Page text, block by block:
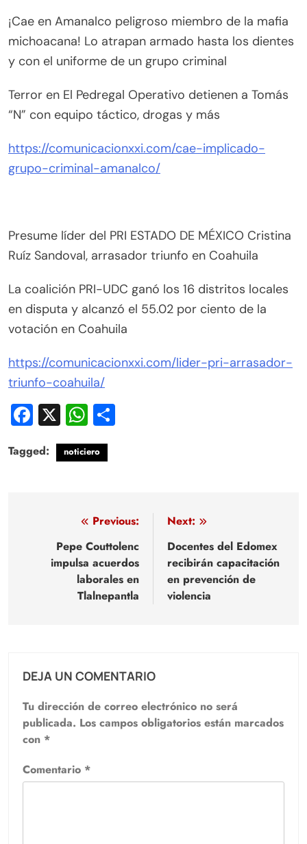
¡Cae en Amanalco peligroso miembro de la mafia
michoacana! Lo atrapan armado hasta los dientes
y con el uniforme de un grupo criminal
Terror en El Pedregal Operativo detienen a Tomás
“N” con equipo táctico, drogas y más
https://comunicacionxxi.com/cae-implicado-
grupo-criminal-amanalco/
Presume líder del PRI ESTADO DE MÉXICO Cristina
Ruíz Sandoval, arrasador triunfo en Coahuila
La coalición PRI-UDC ganó los 16 distritos locales
en disputa y alcanzó el 55.02 por ciento de la
votación en Coahuila
https://comunicacionxxi.com/lider-pri-arrasador-
triunfo-coahuila/
Facebook
X WhatsApp
Tagged: noticiero
Navegación
entradas
Previous:
Pepe Couttolenc
impulsa acuerdos
laborales en
Tlalnepantla
Next:
Docentes del Edomex
recibirán capacitación
en prevención de
violencia
DEJA UN COMENTARIO
Tu dirección de correo electrónico no será
publicada. Los campos obligatorios están marcados
con *
Comentario *